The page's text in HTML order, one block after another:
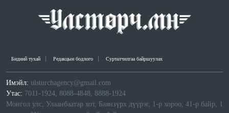
Бидний тухай Редакцын бодлого Сурталчилгаа байршуулах
Имэйл: ulsturchagency@gmail.com
Утас: 7011-1924, 8088-4848, 8888-1924
Монгол улс, Улаанбаатар хот, Баянзүрх дүүрэг, 1-р хороо, 41-р байр, 1